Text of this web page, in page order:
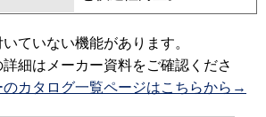
ていない機能があります。
細はメーカー資料をご確認くださ
のカタログ一覧ページはこちらから→